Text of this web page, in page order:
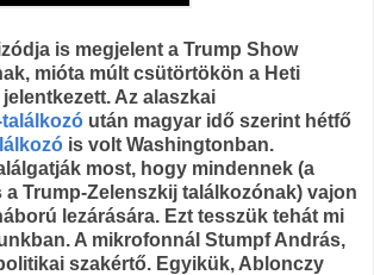
is megjelent a Trump Show
mióta múlt csütörtökön a Heti
Az alaszkai
után magyar idő szerint hétfő
is volt Washingtonban.
most, hogy mindennek (a
a Trump-Zelenszkij találkozónak) vajon
lezárására. Ezt tesszük tehát mi
A mikrofonnál Stumpf András,
szakértő. Egyikük, Ablonczy